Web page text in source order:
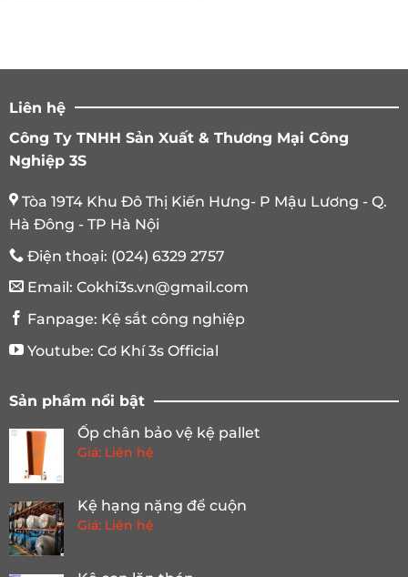
Liên hệ
Công Ty TNHH Sản Xuất & Thương Mại Công
Nghiệp 3S
Tòa 19T4 Khu Đô Thị Kiến Hưng- P Mậu Lương - Q.
Hà Đông - TP Hà Nội
Điện thoại: (024) 6329 2757
Email: Cokhi3s.vn@gmail.com
Fanpage: Kệ sắt công nghiệp
Youtube: Cơ Khí 3s Official
Sản phẩm nổi bật
Ốp chân bảo vệ kệ pallet
Giá: Liên hệ
Kệ hạng nặng để cuộn
Giá: Liên hệ